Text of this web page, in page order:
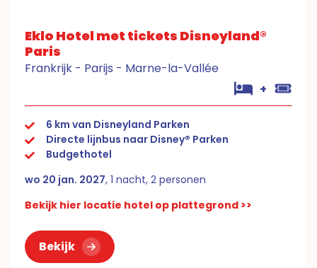
Eklo Hotel met tickets Disneyland®
Paris
Frankrijk - Parijs - Marne-la-Vallée
+
6 km van Disneyland Parken
Directe lijnbus naar Disney® Parken
Budgethotel
wo 20 jan. 2027, 1 nacht, 2 personen
Bekijk hier locatie hotel op plattegrond >>
Bekijk